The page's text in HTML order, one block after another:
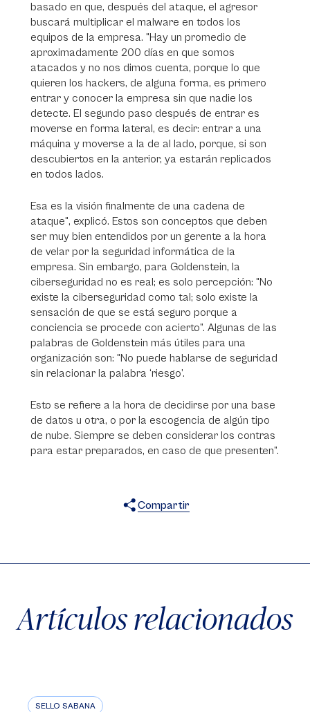
basado en que, después del ataque, el agresor
buscará multiplicar el malware en todos los
equipos de la empresa. "Hay un promedio de
aproximadamente 200 días en que somos
atacados y no nos dimos cuenta, porque lo que
quieren los hackers, de alguna forma, es primero
entrar y conocer la empresa sin que nadie los
detecte. El segundo paso después de entrar es
moverse en forma lateral, es decir: entrar a una
máquina y moverse a la de al lado, porque, si son
descubiertos en la anterior, ya estarán replicados
en todos lados.
Esa es la visión finalmente de una cadena de
ataque", explicó. Estos son conceptos que deben
ser muy bien entendidos por un gerente a la hora
de velar por la seguridad informática de la
empresa. Sin embargo, para Goldenstein, la
ciberseguridad no es real; es solo percepción: "No
existe la ciberseguridad como tal; solo existe la
sensación de que se está seguro porque a
conciencia se procede con acierto”. Algunas de las
palabras de Goldenstein más útiles para una
organización son: "No puede hablarse de seguridad
sin relacionar la palabra ‘riesgo’.
Esto se refiere a la hora de decidirse por una base
de datos u otra, o por la escogencia de algún tipo
de nube. Siempre se deben considerar los contras
para estar preparados, en caso de que presenten”.
Compartir
Artículos relacionados
SELLO SABANA